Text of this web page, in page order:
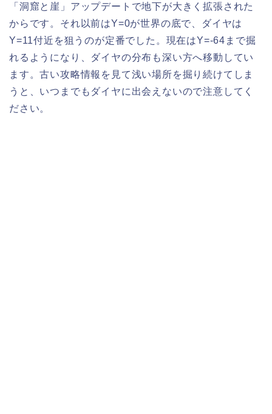
「洞窟と崖」アップデートで地下が大きく拡張された
からです。それ以前はY=0が世界の底で、ダイヤは
Y=11付近を狙うのが定番でした。現在はY=-64まで掘
れるようになり、ダイヤの分布も深い方へ移動してい
ます。古い攻略情報を見て浅い場所を掘り続けてしま
うと、いつまでもダイヤに出会えないので注意してく
ださい。